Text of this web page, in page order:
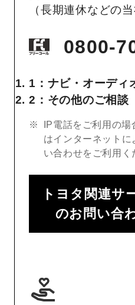
（長期連休などの
0800-
1：ナビ・オーディ
2：その他のご相談
IP電話をご利用の
はインターネットに
い合わせをご利用く
トヨタ関連サ
のお問い合